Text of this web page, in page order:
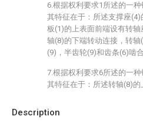
Description
6.根据权利要求1所述的一
其特征在于：所述支撑座
板(1)的上表面前端设有转
轴(8)的下端转动连接，转
(9)，半齿轮(9)和齿条(6)啮合
7.根据权利要求6所述的一
其特征在于：所述转轴(8)的